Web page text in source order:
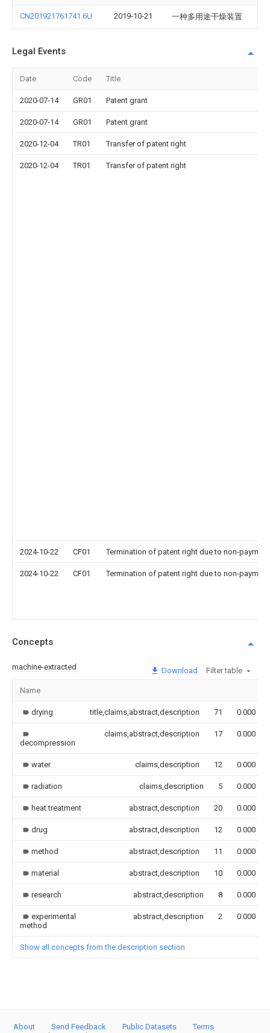
CN201921761741.6U 2019-10-21 一种多用途干燥装置
Legal Events
Date Code Title
2020-07-14 GR01 Patent grant
2020-07-14 GR01 Patent grant
2020-12-04 TR01 Transfer of patent right
2020-12-04 TR01 Transfer of patent right
2024-10-22 CF01 Termination of patent right due to non-
2024-10-22 CF01 Termination of patent right due to non-
Concepts
machine-extracted Download Filter table
Name
drying title,claims,abstract,description 71 0.000
decompression
claims,abstract,description 17 0.000
water claims,description 12 0.000
radiation claims,description 5 0.000
heat treatment abstract,description 20 0.000
drug abstract,description 12 0.000
method abstract,description 11 0.000
material abstract,description 10 0.000
research abstract,description 8 0.000
experimental
method
abstract,description 2 0.000
Show all concepts from the description section
About Send Feedback Public Datasets
Terms